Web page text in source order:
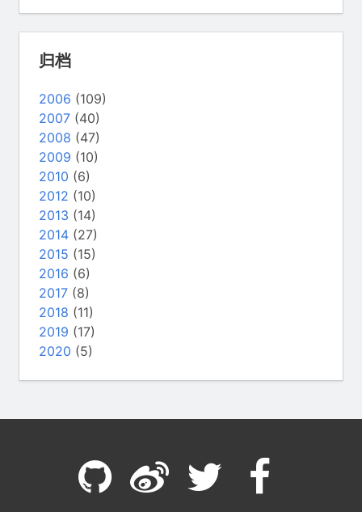
归档
2006 (109)
2007 (40)
2008 (47)
2009 (10)
2010 (6)
2012 (10)
2013 (14)
2014 (27)
2015 (15)
2016 (6)
2017 (8)
2018 (11)
2019 (17)
2020 (5)